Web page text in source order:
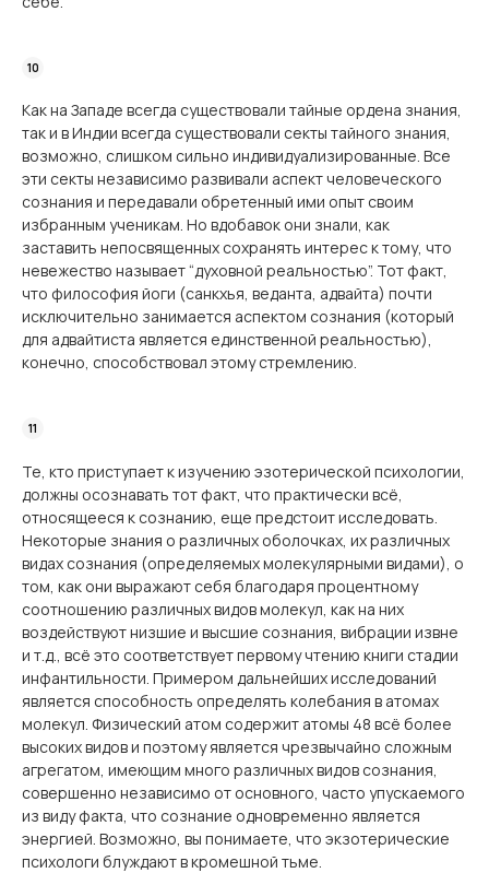
Как на Западе всегда существовали тайные ордена знания,
так и в Индии всегда существовали секты тайного знания,
возможно, слишком сильно индивидуализированные. Все
эти секты независимо развивали аспект человеческого
сознания и передавали обретенный ими опыт своим
избранным ученикам. Но вдобавок они знали, как
заставить непосвященных сохранять интерес к тому, что
невежество называет “духовной реальностью”. Тот факт,
что философия йоги (санкхья, веданта, адвайта) почти
исключительно занимается аспектом сознания (который
для адвайтиста является единственной реальностью),
конечно, способствовал этому стремлению.
Те, кто приступает к изучению эзотерической психологии,
должны осознавать тот факт, что практически всё,
относящееся к сознанию, еще предстоит исследовать.
Некоторые знания о различных оболочках, их различных
видах сознания (определяемых молекулярными видами), о
том, как они выражают себя благодаря процентному
соотношению различных видов молекул, как на них
воздействуют низшие и высшие сознания, вибрации извне
и т.д., всё это соответствует первому чтению книги стадии
инфантильности. Примером дальнейших исследований
является способность определять колебания в атомах
молекул. Физический атом содержит атомы 48 всё более
высоких видов и поэтому является чрезвычайно сложным
агрегатом, имеющим много различных видов сознания,
совершенно независимо от основного, часто упускаемого
из виду факта, что сознание одновременно является
энергией. Возможно, вы понимаете, что экзотерические
психологи блуждают в кромешной тьме.